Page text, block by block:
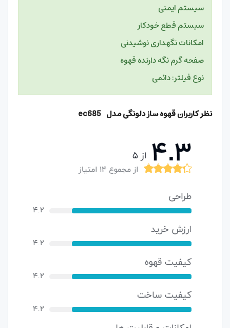
سیستم ایمنی
سیستم قطع خودکار
امکانات نگهداری نوشیدنی
صفحه گرم نگه دارنده قهوه
نوع فیلتر: دائمی
نظر کاربران قهوه ساز دلونگی مدل ec685